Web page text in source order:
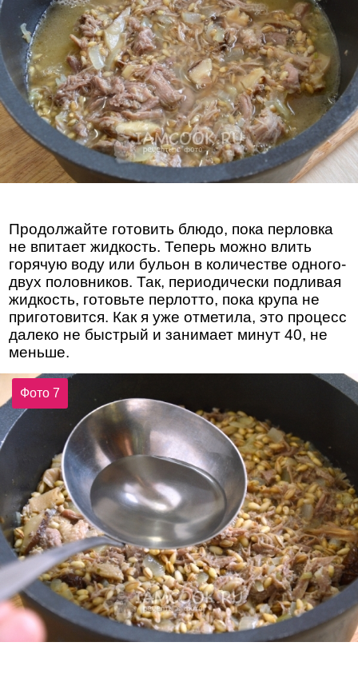
Продолжайте готовить блюдо, пока перловка
не впитает жидкость. Теперь можно влить
горячую воду или бульон в количестве одного-
двух половников. Так, периодически подливая
жидкость, готовьте перлотто, пока крупа не
приготовится. Как я уже отметила, это процесс
далеко не быстрый и занимает минут 40, не
меньше.
Фото 7